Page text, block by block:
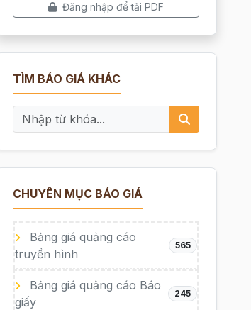
Đăng nhập để tải PDF
TÌM BÁO GIÁ KHÁC
CHUYÊN MỤC BÁO GIÁ
Bảng giá quảng cáo
truyền hình
565
Bảng giá quảng cáo Báo
giấy
245